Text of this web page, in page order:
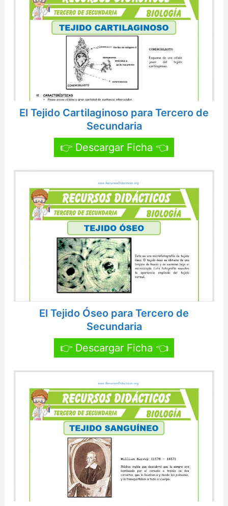
El Tejido Cartilaginoso para Tercero de
Secundaria
👉 Descargar Ficha 👈
El Tejido Óseo para Tercero de
Secundaria
👉 Descargar Ficha 👈